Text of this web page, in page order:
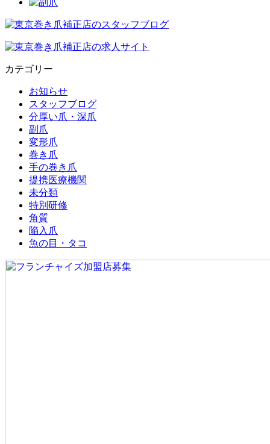
カテゴリー
お知らせ
スタッフブログ
分厚い爪・深爪
副爪
変形爪
巻き爪
手の巻き爪
提携医療機関
未分類
特別研修
角質
陥入爪
魚の目・タコ